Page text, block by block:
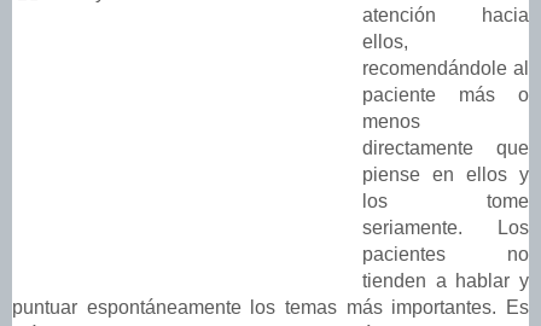
atención hacia
ellos,
recomendándole al
paciente más o
menos
directamente que
piense en ellos y
los tome
seriamente. Los
pacientes no
tienden a hablar y
puntuar espontáneamente los temas más importantes. Es